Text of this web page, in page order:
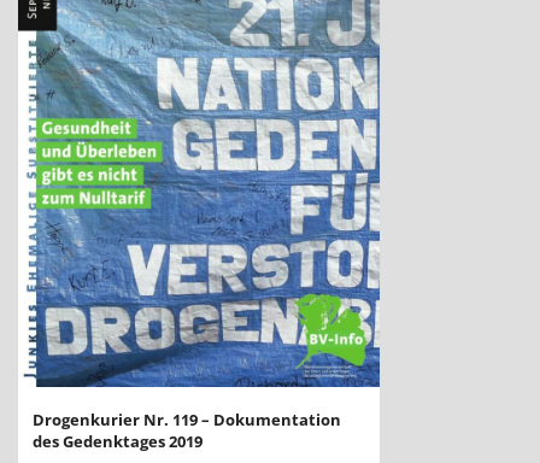
Drogenkurier Nr. 119 – Dokumentation
des Gedenktages 2019